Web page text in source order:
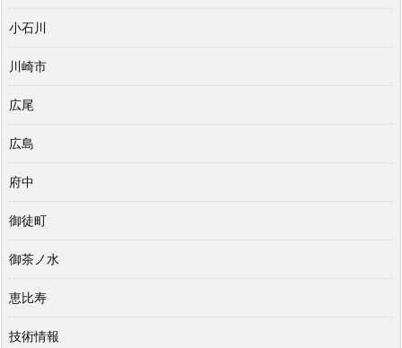
小石川
川崎市
広尾
広島
府中
御徒町
御茶ノ水
恵比寿
技術情報